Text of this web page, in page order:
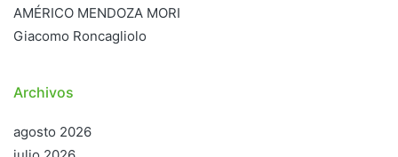
AMÉRICO MENDOZA MORI
Giacomo Roncagliolo
Archivos
agosto 2026